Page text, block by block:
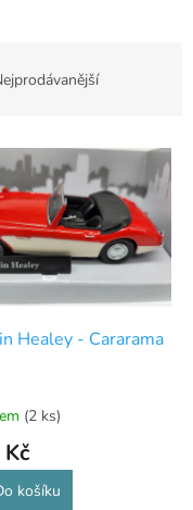
Healey - Cararama
(2 ks)
košíku